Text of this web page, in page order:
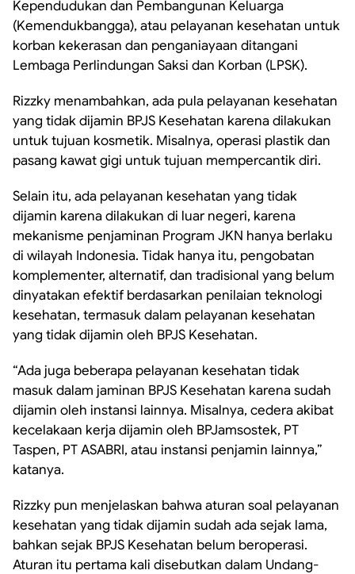
Kependudukan dan Pembangunan Keluarga
(Kemendukbangga), atau pelayanan kesehatan untuk
korban kekerasan dan penganiayaan ditangani
Lembaga Perlindungan Saksi dan Korban (LPSK).
Rizzky menambahkan, ada pula pelayanan kesehatan
yang tidak dijamin BPJS Kesehatan karena dilakukan
untuk tujuan kosmetik. Misalnya, operasi plastik dan
pasang kawat gigi untuk tujuan mempercantik diri.
Selain itu, ada pelayanan kesehatan yang tidak
dijamin karena dilakukan di luar negeri, karena
mekanisme penjaminan Program JKN hanya berlaku
di wilayah Indonesia. Tidak hanya itu, pengobatan
komplementer, alternatif, dan tradisional yang belum
dinyatakan efektif berdasarkan penilaian teknologi
kesehatan, termasuk dalam pelayanan kesehatan
yang tidak dijamin oleh BPJS Kesehatan.
“Ada juga beberapa pelayanan kesehatan tidak
masuk dalam jaminan BPJS Kesehatan karena sudah
dijamin oleh instansi lainnya. Misalnya, cedera akibat
kecelakaan kerja dijamin oleh BPJamsostek, PT
Taspen, PT ASABRI, atau instansi penjamin lainnya,”
katanya.
Rizzky pun menjelaskan bahwa aturan soal pelayanan
kesehatan yang tidak dijamin sudah ada sejak lama,
bahkan sejak BPJS Kesehatan belum beroperasi.
Aturan itu pertama kali disebutkan dalam Undang-